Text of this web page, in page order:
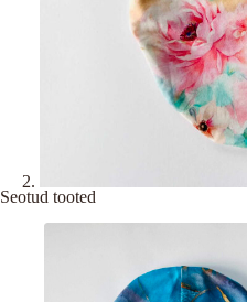
Seotud tooted